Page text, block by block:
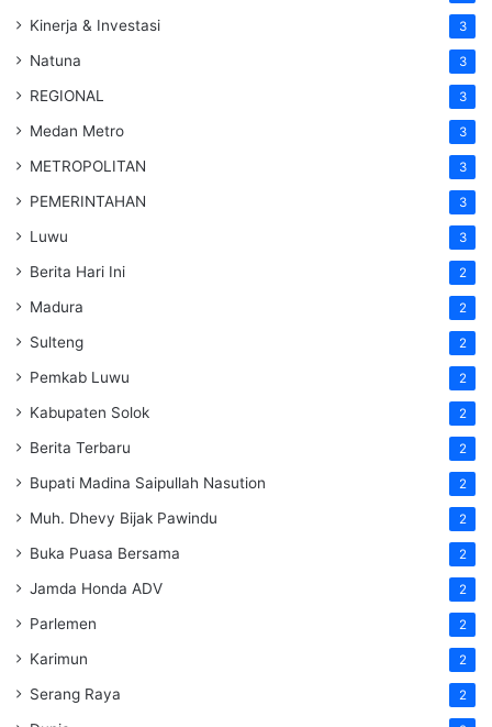
Kinerja & Investasi 3
Natuna 3
REGIONAL 3
Medan Metro 3
METROPOLITAN 3
PEMERINTAHAN 3
Luwu 3
Berita Hari Ini 2
Madura 2
Sulteng 2
Pemkab Luwu 2
Kabupaten Solok 2
Berita Terbaru 2
Bupati Madina Saipullah Nasution 2
Muh. Dhevy Bijak Pawindu 2
Buka Puasa Bersama 2
Jamda Honda ADV 2
Parlemen 2
Karimun 2
Serang Raya 2